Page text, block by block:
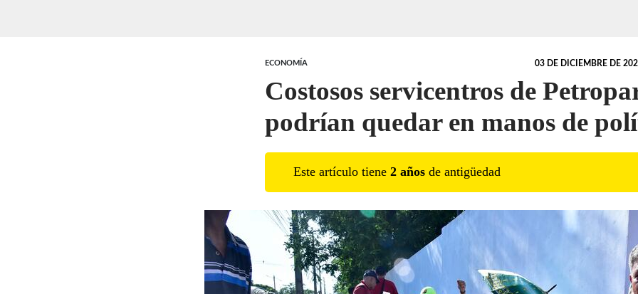
ECONOMÍA 03 DE DICIEMBRE DE
Costosos servicentros de
podrían quedar en manos de
Este artículo tiene 2 años de antigüedad